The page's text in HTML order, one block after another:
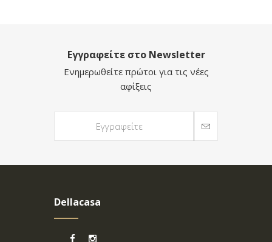
Εγγραφείτε στο Newsletter
Ενημερωθείτε πρώτοι για τις νέες
αφίξεις
Dellacasa